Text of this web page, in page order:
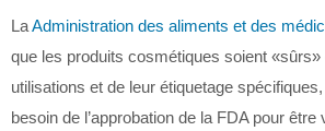
LaAdministration des aliments et des
que les produits cosmétiques soient «sûrs»
utilisations et de leur étiquetage
besoin de l’approbation de la FDA pour être